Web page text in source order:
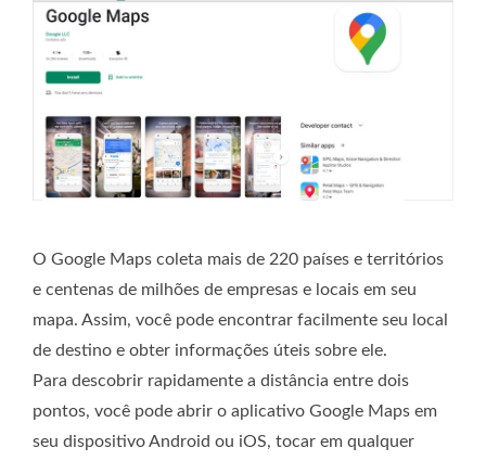
O Google Maps coleta mais de 220 países e territórios
e centenas de milhões de empresas e locais em seu
mapa. Assim, você pode encontrar facilmente seu local
de destino e obter informações úteis sobre ele.
Para descobrir rapidamente a distância entre dois
pontos, você pode abrir o aplicativo Google Maps em
seu dispositivo Android ou iOS, tocar em qualquer